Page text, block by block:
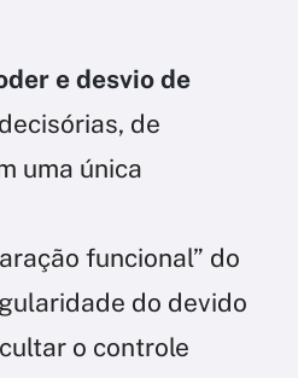
e desvio de
de
uma única
funcional” do
do devido
o controle